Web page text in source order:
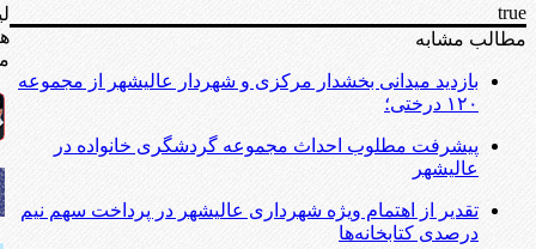
true
مطالب مشابه
بازدید میدانی بخشدار مرکزی و شهردار عالیشهر از مجموعه
۱۲۰ درختی؛
پیشرفت مطلوب احداث مجموعه گردشگری خانواده در
عالیشهر
تقدیر از اهتمام ویژه شهرداری عالیشهر در پرداخت سهم نیم
درصدی کتابخانه‌ها